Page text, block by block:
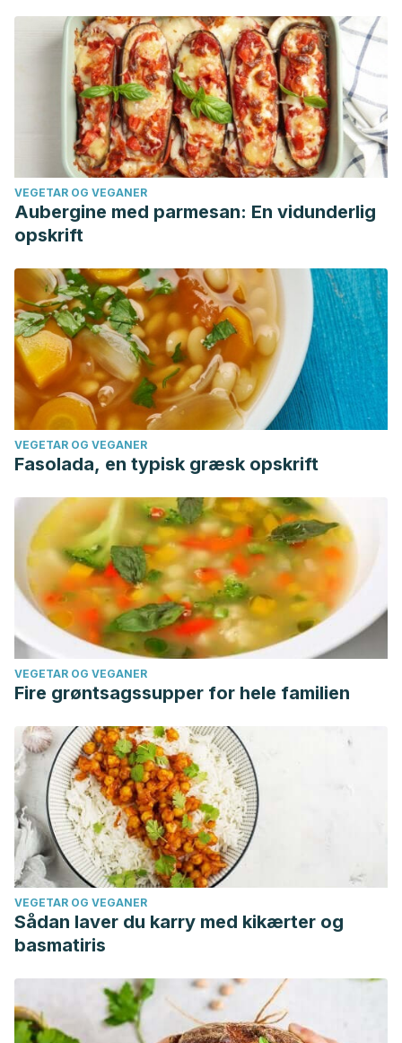
VEGETAR OG VEGANER
Aubergine med parmesan: En vidunderlig
opskrift
VEGETAR OG VEGANER
Fasolada, en typisk græsk opskrift
VEGETAR OG VEGANER
Fire grøntsagssupper for hele familien
VEGETAR OG VEGANER
Sådan laver du karry med kikærter og
basmatiris